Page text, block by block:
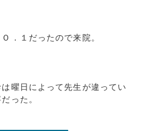
．１だったので来院。
曜日によって先生が違ってい
った。